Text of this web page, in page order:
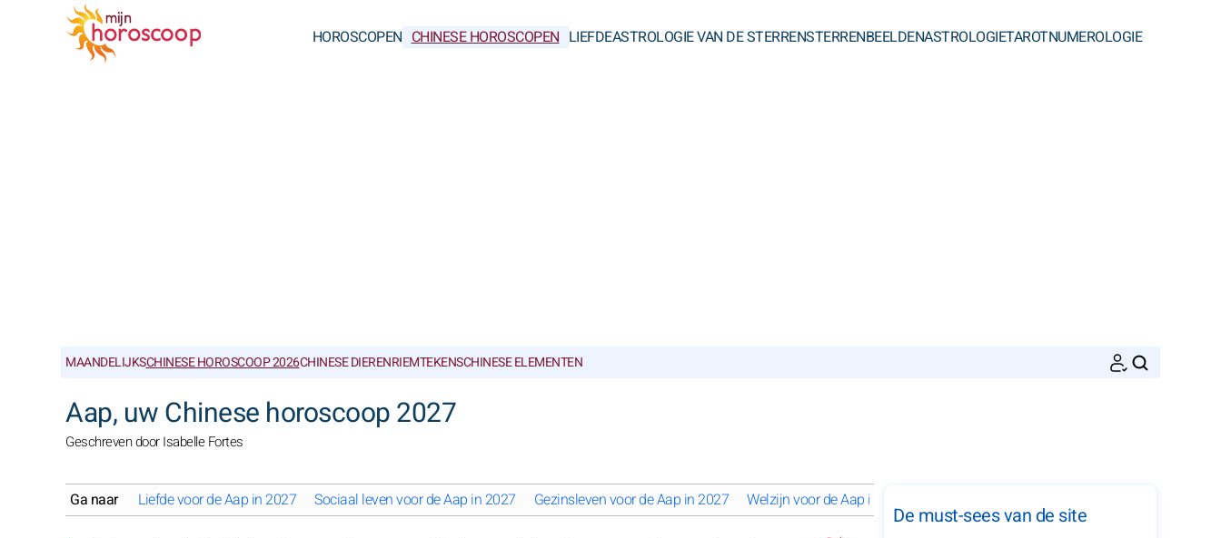
HOROSCOPEN CHINESE HOROSCOPEN LIEFDEASTROLOGIE VAN DE STERRENSTERRENBEELDENASTROLOGIETAROTNUMEROLOGIE
MAANDELIJKSCHINESE HOROSCOOP 2026CHINESE DIERENRIEMTEKENSCHINESE ELEMENTEN
Aap, uw Chinese horoscoop 2027
Geschreven door Isabelle Fortes
Ga naar Liefde voor de Aap in 2027 Sociaal leven voor de Aap in 2027 Gezinsleven voor de Aap in 2027 Welzijn voor de Aap in 2027
De must-sees van de site